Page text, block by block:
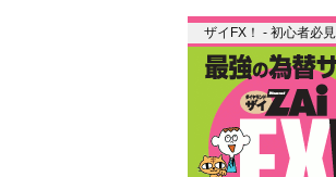
ザイFX！ - 初心者必